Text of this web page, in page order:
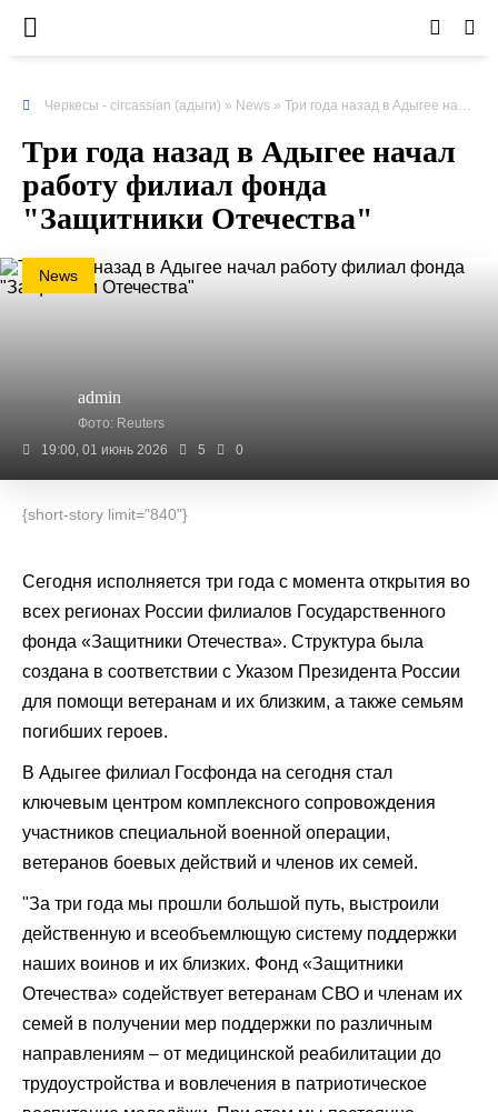
Черкесы - circassian (адыги) » News » Три года назад в Адыгее начал работу филиал фонда "Защитники Отечества"
Три года назад в Адыгее начал
работу филиал фонда
"Защитники Отечества"
News
admin
Фото: Reuters
19:00, 01 июнь 2026
5 0
{short-story limit="840"}
Сегодня исполняется три года с момента открытия во
всех регионах России филиалов Государственного
фонда «Защитники Отечества». Структура была
создана в соответствии с Указом Президента России
для помощи ветеранам и их близким, а также семьям
погибших героев.
В Адыгее филиал Госфонда на сегодня стал
ключевым центром комплексного сопровождения
участников специальной военной операции,
ветеранов боевых действий и членов их семей.
"За три года мы прошли большой путь, выстроили
действенную и всеобъемлющую систему поддержки
наших воинов и их близких. Фонд «Защитники
Отечества» содействует ветеранам СВО и членам их
семей в получении мер поддержки по различным
направлениям – от медицинской реабилитации до
трудоустройства и вовлечения в патриотическое